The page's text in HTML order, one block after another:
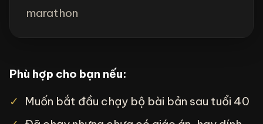
marathon
Phù hợp cho bạn nếu:
✓
Muốn bắt đầu chạy bộ bài bản sau tuổi 40